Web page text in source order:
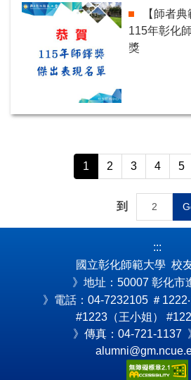
【師者
115年彰化
獎
1 2 3 4 5
到
:::
國立彰化師範大學 校
》地址：50007 彰化市
》電話：04-7232105 ＃
#1223（王小姐）
》傳真：04-721-1137